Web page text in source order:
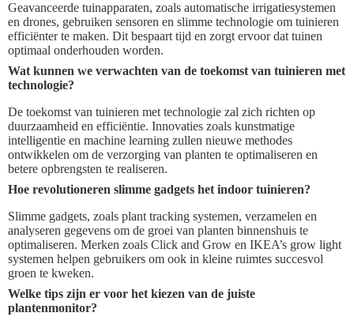
Geavanceerde tuinapparaten, zoals automatische irrigatiesystemen
en drones, gebruiken sensoren en slimme technologie om tuinieren
efficiënter te maken. Dit bespaart tijd en zorgt ervoor dat tuinen
optimaal onderhouden worden.
Wat kunnen we verwachten van de toekomst van tuinieren met
technologie?
De toekomst van tuinieren met technologie zal zich richten op
duurzaamheid en efficiëntie. Innovaties zoals kunstmatige
intelligentie en machine learning zullen nieuwe methodes
ontwikkelen om de verzorging van planten te optimaliseren en
betere opbrengsten te realiseren.
Hoe revolutioneren slimme gadgets het indoor tuinieren?
Slimme gadgets, zoals plant tracking systemen, verzamelen en
analyseren gegevens om de groei van planten binnenshuis te
optimaliseren. Merken zoals Click and Grow en IKEA’s grow light
systemen helpen gebruikers om ook in kleine ruimtes succesvol
groen te kweken.
Welke tips zijn er voor het kiezen van de juiste
plantenmonitor?